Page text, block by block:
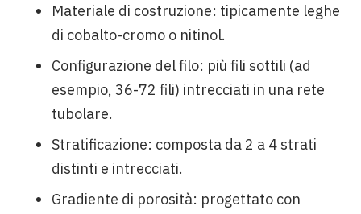
Materiale di costruzione: tipicamente leghe
di cobalto-cromo o nitinol.
Configurazione del filo: più fili sottili (ad
esempio, 36-72 fili) intrecciati in una rete
tubolare.
Stratificazione: composta da 2 a 4 strati
distinti e intrecciati.
Gradiente di porosità: progettato con